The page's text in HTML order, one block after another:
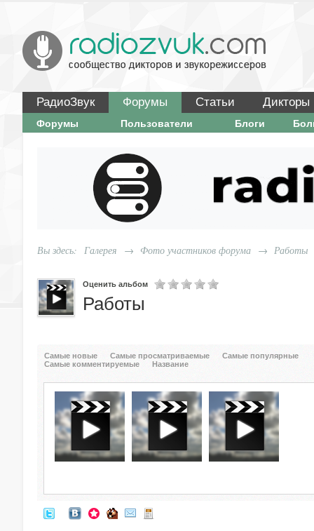
РадиоЗвук Форумы Статьи Дикторы
Форумы Пользователи Блоги
Вы здесь: Галерея → Фото участников форума → Работы
Оценить альбом
Работы
Самые новые Самые просматриваемые
Самые популярные
Самые комментируемые
Название